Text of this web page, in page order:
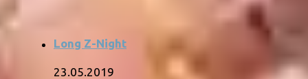
Long Z-Night
23.05.2019